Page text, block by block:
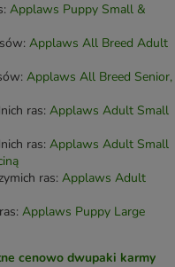
Applaws Puppy Small &
Applaws All Breed Adult
Applaws All Breed Senior,
ras: Applaws Adult Small
ras: Applaws Adult Small
ras: Applaws Adult
Applaws Puppy Large
cenowo dwupaki karmy